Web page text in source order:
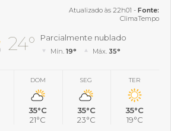
Atualizado às 22h01 - Fonte:
ClimaTempo
24° Parcialmente nublado
Mín.19° Máx. 35°
DOM
35°C
21°C
SEG
35°C
23°C
TER
35°C
19°C